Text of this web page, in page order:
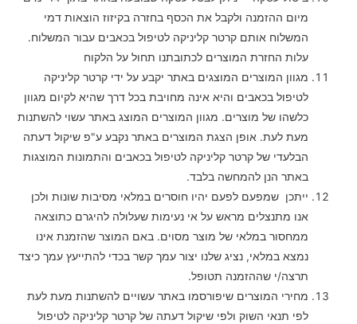
מיום ההזמנה ולקבל את הכסף בחזרה בקיזוז הוצאות דמי
המשלוח אותם קרטר קליניקה לטיפול בכאבים עבור המשלוח.
עלות החזרת המוצרים לכתובתנו תחול על הלקוח
מגוון המוצרים המוצגים באתר יקבע על ידי קרטר קליניקה
לטיפול בכאבים והיא אינה מחויבת בכל דרך שהיא לקיום מגוון
כלשהו של מוצרים. מגוון המוצרים המוצג באתר עשוי להשתנות
מעת לעת. אופן הצגת המוצרים באתר נקבע ע"פ שיקול דעתה
הבלעדי של קרטר קליניקה לטיפול בכאבים והתמונות המוצגות
באתר הנן להמחשה בלבד.
ייתכן שמפעם לפעם יהיו חוסרים במלאי מסיבות שונות ולכן
אנו מתנצלים מראש על אי נעימות שעלולה להיגרם כתוצאה
ממחסור במלאי של מוצר מסוים. באם המוצר שהזמנת אינו
נמצא במלאי, נציג שלנו יצור עמך קשר בכדי להתייעץ עמך כיצד
תרצה/י שההזמנה תטופל.
מחירי המוצרים שיפורסמו באתר עשויים להשתנות מעת לעת
לפי תנאי השוק ולפי שיקול דעתה של קרטר קליניקה לטיפול